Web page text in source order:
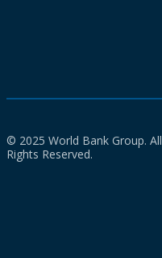
© 2025 World Bank Group. All
Rights Reserved.